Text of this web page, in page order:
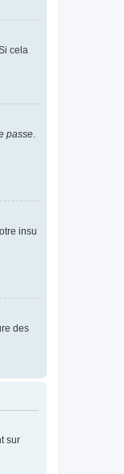
cela
passe
insu
des
sur